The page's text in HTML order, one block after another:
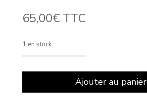
65,00€ TTC
1 en stock
de
de
Ajouter au panier